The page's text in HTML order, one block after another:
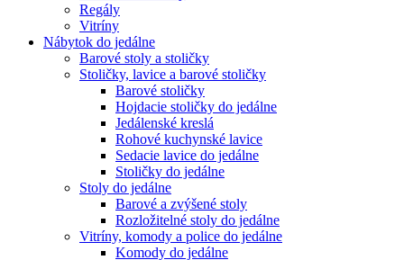
Regály
Vitríny
Nábytok do jedálne
Barové stoly a stoličky
Stoličky, lavice a barové stoličky
Barové stoličky
Hojdacie stoličky do jedálne
Jedálenské kreslá
Rohové kuchynské lavice
Sedacie lavice do jedálne
Stoličky do jedálne
Stoly do jedálne
Barové a zvýšené stoly
Rozložitelné stoly do jedálne
Vitríny, komody a police do jedálne
Komody do jedálne